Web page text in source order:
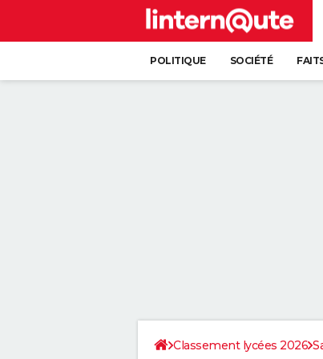
POLITIQUE SOCIÉTÉ
Classement lycées 2026